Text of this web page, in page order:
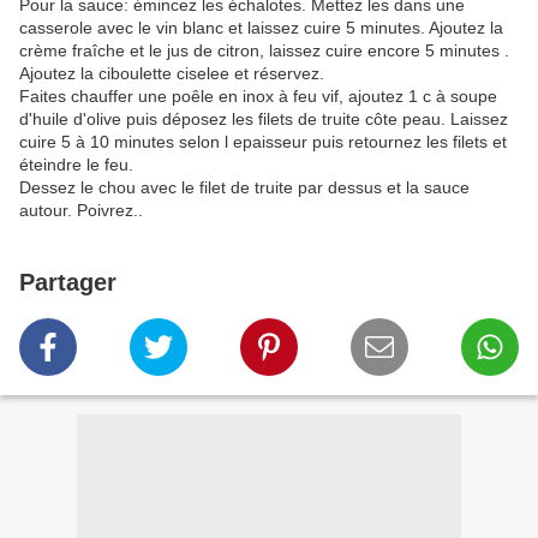
Pour la sauce: émincez les échalotes. Mettez les dans une
casserole avec le vin blanc et laissez cuire 5 minutes. Ajoutez la
crème fraîche et le jus de citron, laissez cuire encore 5 minutes .
Ajoutez la ciboulette ciselee et réservez.
Faites chauffer une poêle en inox à feu vif, ajoutez 1 c à soupe
d'huile d'olive puis déposez les filets de truite côte peau. Laissez
cuire 5 à 10 minutes selon l epaisseur puis retournez les filets et
éteindre le feu.
Dessez le chou avec le filet de truite par dessus et la sauce
autour. Poivrez..
Partager